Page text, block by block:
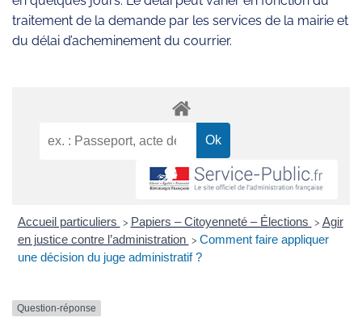
traitement de la demande par les services de la mairie et
du délai d’acheminement du courrier.
Accueil particuliers > Papiers – Citoyenneté – Élections > Agir
en justice contre l’administration > Comment faire appliquer
une décision du juge administratif ?
Question-réponse